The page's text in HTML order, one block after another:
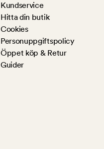
Kundservice
Hitta din butik
Cookies
Personuppgiftspolicy
Öppet köp & Retur
Guider